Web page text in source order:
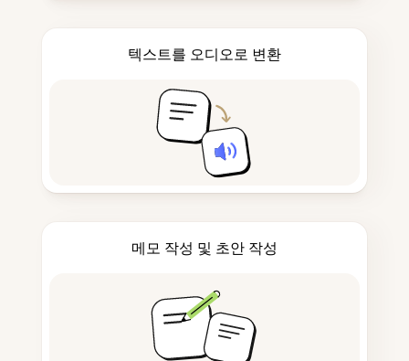
텍스트를 오디오로 변환
메모 작성 및 초안 작성